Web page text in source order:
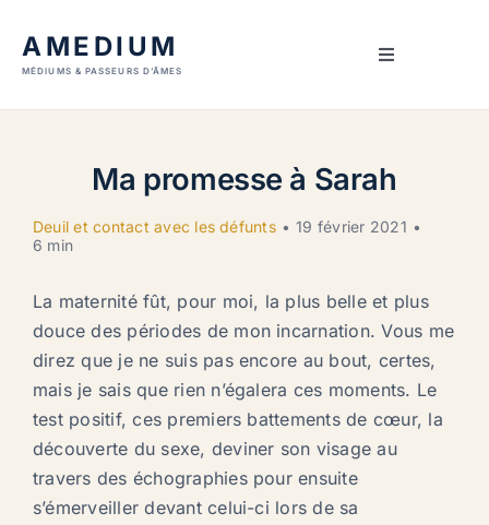
content
AMEDIUM
MÉDIUMS & PASSEURS D’ÂMES
Toggle
Accueil
Prestations
Guides
Articles
À propos
Contact
Ma promesse à Sarah
Deuil et contact avec les défunts • 19 février 2021 •
6 min
La maternité fût, pour moi, la plus belle et plus
douce des périodes de mon incarnation. Vous me
direz que je ne suis pas encore au bout, certes,
mais je sais que rien n’égalera ces moments. Le
test positif, ces premiers battements de cœur, la
découverte du sexe, deviner son visage au
travers des échographies pour ensuite
s’émerveiller devant celui-ci lors de sa